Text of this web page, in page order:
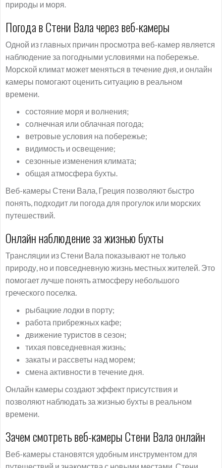
природы и моря.
Погода в Стени Вала через веб-камеры
Одной из главных причин просмотра веб-камер является
наблюдение за погодными условиями на побережье.
Морской климат может меняться в течение дня, и онлайн
камеры помогают оценить ситуацию в реальном
времени.
состояние моря и волнения;
солнечная или облачная погода;
ветровые условия на побережье;
видимость и освещение;
сезонные изменения климата;
общая атмосфера бухты.
Веб-камеры Стени Вала, Греция позволяют быстро
понять, подходит ли погода для прогулок или морских
путешествий.
Онлайн наблюдение за жизнью бухты
Трансляции из Стени Вала показывают не только
природу, но и повседневную жизнь местных жителей. Это
помогает лучше понять атмосферу небольшого
греческого поселка.
рыбацкие лодки в порту;
работа прибрежных кафе;
движение туристов в сезон;
тихая повседневная жизнь;
закаты и рассветы над морем;
смена активности в течение дня.
Онлайн камеры создают эффект присутствия и
позволяют наблюдать за жизнью бухты в реальном
времени.
Зачем смотреть веб-камеры Стени Вала онлайн
Веб-камеры становятся удобным инструментом для